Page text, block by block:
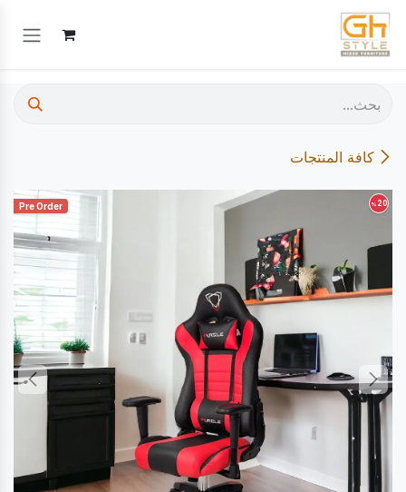
تخطي للذهاب إلى المحتوى
كافة المنتجات
Pre Order 20
%